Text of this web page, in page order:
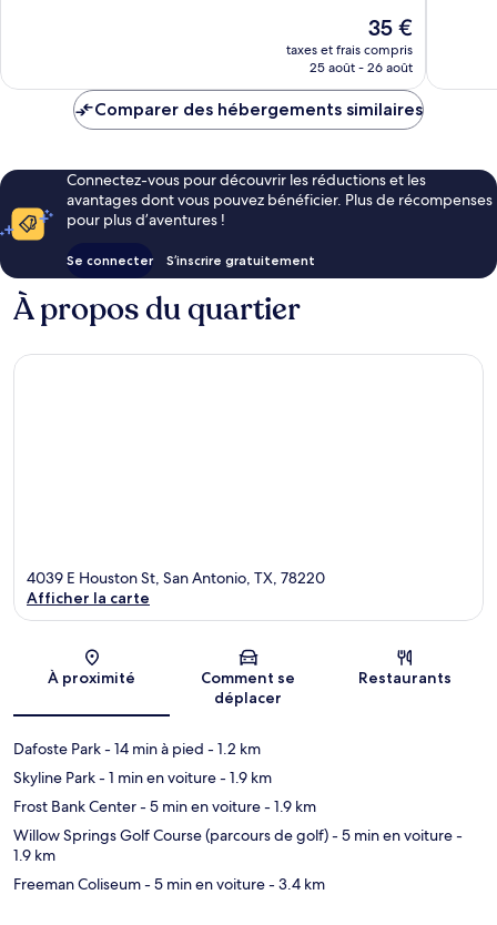
Le
nouveau
prix
de
35 €
taxes et frais compris
25 août - 26 août
Comparer des hébergements similaires
Connectez-vous pour découvrir les réductions et les
avantages dont vous pouvez bénéficier. Plus de récompenses
pour plus d’aventures !
Se connecter S’inscrire gratuitement
À propos du quartier
Carte
4039 E Houston St, San Antonio, TX, 78220
Afficher la carte
À proximité
Comment se
déplacer
Restaurants
Dafoste Park- 14 min à pied - 1.2 km
Skyline Park- 1 min en voiture- 1.9 km
Frost Bank Center- 5 min en voiture- 1.9 km
Willow Springs Golf Course (parcours de golf)- 5 min en voiture-
1.9 km
Freeman Coliseum- 5 min en voiture- 3.4 km